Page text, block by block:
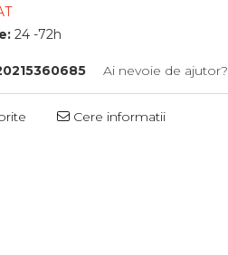
24 -72h
Ai nevoie de ajutor?
Cere informatii